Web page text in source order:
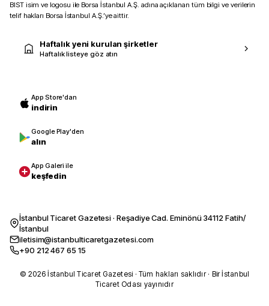
BIST isim ve logosu ile Borsa İstanbul A.Ş. adına açıklanan tüm bilgi ve verilerin
telif hakları Borsa İstanbul A.Ş.’ye aittir.
Haftalık yeni kurulan şirketler
Haftalık listeye göz atın
App Store'dan
indirin
Google Play'den
alın
App Galeri ile
keşfedin
İstanbul Ticaret Gazetesi · Reşadiye Cad. Eminönü 34112 Fatih/
İstanbul
iletisim@istanbulticaretgazetesi.com
+90 212 467 65 15
© 2026 İstanbul Ticaret Gazetesi · Tüm hakları saklıdır · Bir İstanbul
Ticaret Odası yayınıdır